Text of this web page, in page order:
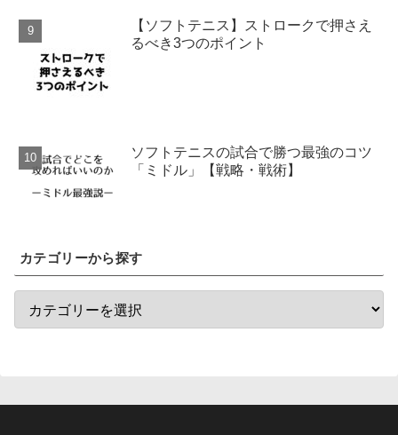
【ソフトテニス】ストロークで押さえ
るべき3つのポイント
ソフトテニスの試合で勝つ最強のコツ
「ミドル」【戦略・戦術】
カテゴリーから探す